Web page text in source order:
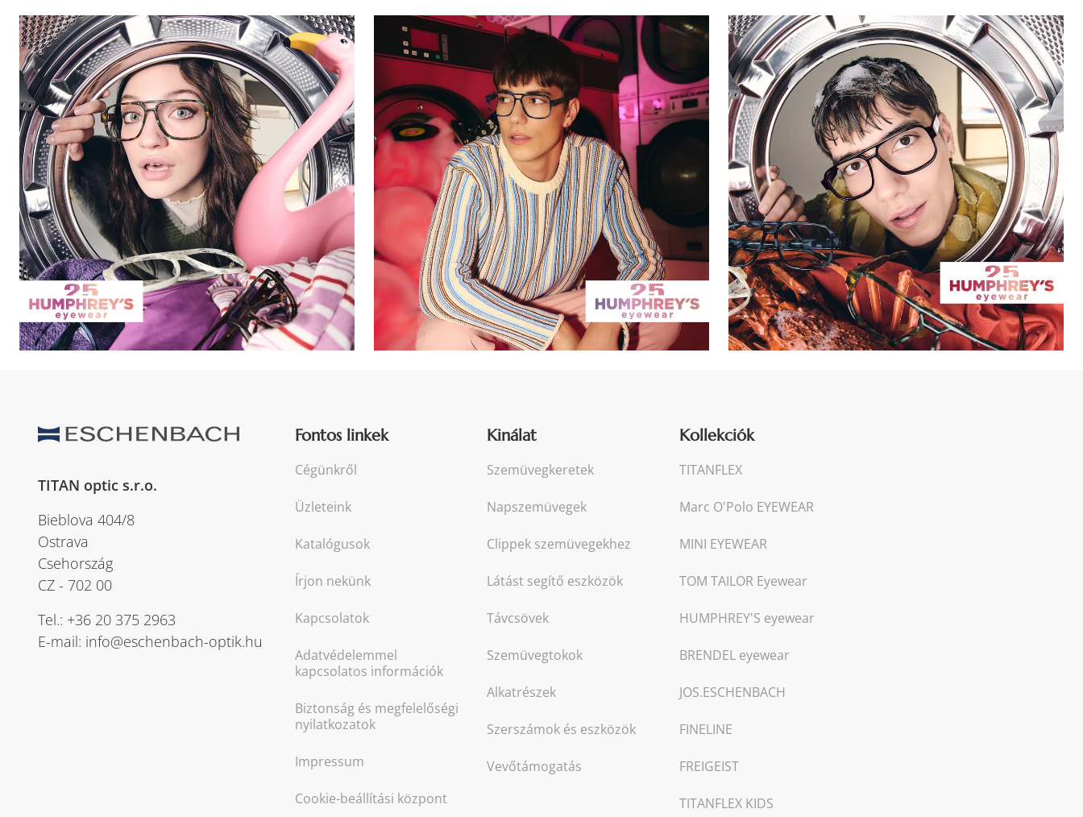
TITAN optic s.r.o.
Bieblova 404/8
Ostrava
Csehország
CZ - 702 00
Tel.: +36 20 375 2963
E-mail: info@eschenbach-optik.hu
Fontos linkek
Cégünkről
Üzleteink
Katalógusok
Írjon nekünk
Kapcsolatok
Adatvédelemmel
kapcsolatos információk
Biztonság és megfelelőségi
nyilatkozatok
Impressum
Cookie-beállítási központ
Kinálat
Szemüvegkeretek
Napszemüvegek
Clippek szemüvegekhez
Látást segítő eszközök
Távcsövek
Szemüvegtokok
Alkatrészek
Szerszámok és eszközök
Vevőtámogatás
Kollekciók
TITANFLEX
Marc O'Polo EYEWEAR
MINI EYEWEAR
TOM TAILOR Eyewear
HUMPHREY'S eyewear
BRENDEL eyewear
JOS.ESCHENBACH
FINELINE
FREIGEIST
TITANFLEX KIDS